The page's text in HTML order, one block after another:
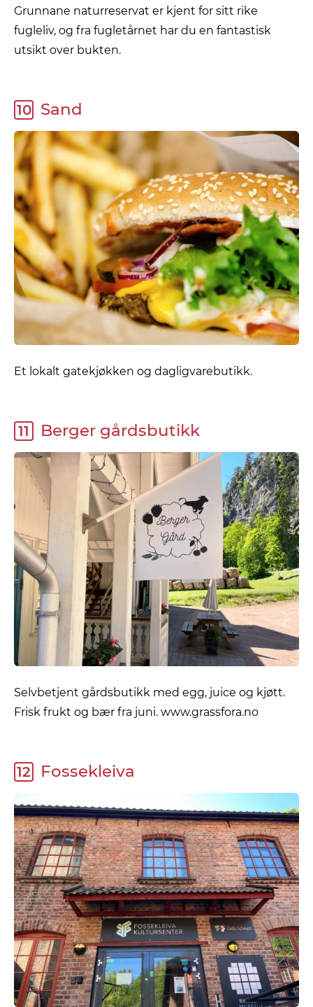
Grunnane naturreservat er kjent for sitt rike
fugleliv, og fra fugletårnet har du en fantastisk
utsikt over bukten.
10 Sand
Et lokalt gatekjøkken og dagligvarebutikk.
11 Berger gårdsbutikk
Selvbetjent gårdsbutikk med egg, juice og kjøtt.
Frisk frukt og bær fra juni. www.grassfora.no
12 Fossekleiva